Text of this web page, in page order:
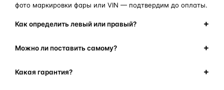
фото маркировки фары или VIN — подтвердим до оплаты.
Как определить левый или правый?
Можно ли поставить самому?
Какая гарантия?